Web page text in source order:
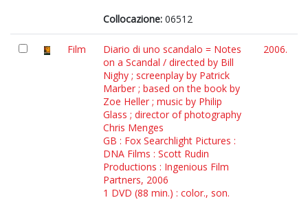
Collocazione: 06512
Film
Diario di uno scandalo = Notes
on a Scandal / directed by Bill
Nighy ; screenplay by Patrick
Marber ; based on the book by
Zoe Heller ; music by Philip
Glass ; director of photography
Chris Menges
GB : Fox Searchlight Pictures :
DNA Films : Scott Rudin
Productions : Ingenious Film
Partners, 2006
1 DVD (88 min.) : color., son.
2006.